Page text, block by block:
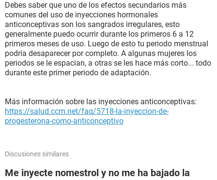
Debes saber que uno de los efectos secundarios más
comunes del uso de inyecciones hormonales
anticonceptivas son los sangrados irregulares, esto
generalmente puedo ocurrir durante los primeros 6 a 12
primeros meses de uso. Luego de esto tu periodo menstrual
podría desaparecer por completo. A algunas mujeres los
periodos se le espacian, a otras se les hace más corto... todo
durante este primer periodo de adaptación.
Más información sobre las inyecciones anticonceptivas:
https://salud.ccm.net/faq/5718-la-inyeccion-de-
progesterona-como-anticonceptivo
Discusiones similares
Me inyecte nomestrol y no me ha bajado la